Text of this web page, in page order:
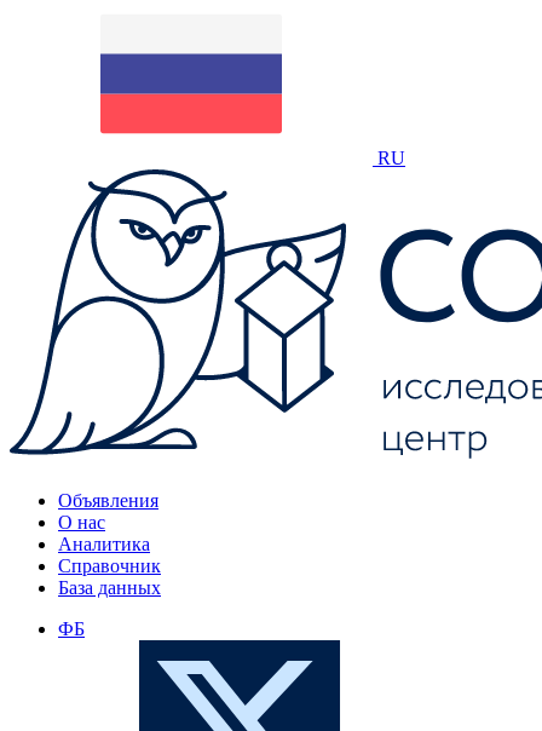
RU
Объявления
О нас
Аналитика
Справочник
База данных
ФБ